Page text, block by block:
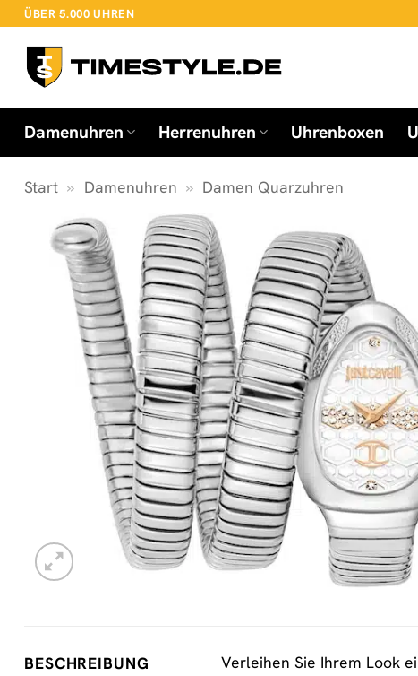
Zum
springen
ÜBER 5.000 UHREN
Damenuhren Herrenuhren Uhrenboxen
Start » Damenuhren » Damen Quarzuhren
BESCHREIBUNG Verleihen Sie Ihrem Look